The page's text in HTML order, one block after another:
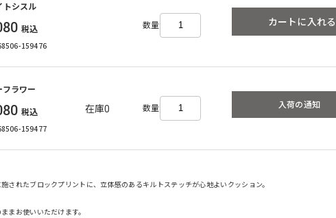
トシスル
税込
159476
数量 カートに入れる
フラワー
税込
159477
在庫0 数量 入荷の通知
されたブロックプリントに、立体感のあるキルトステッチが心地よいクッション。
まお使いいただけます。